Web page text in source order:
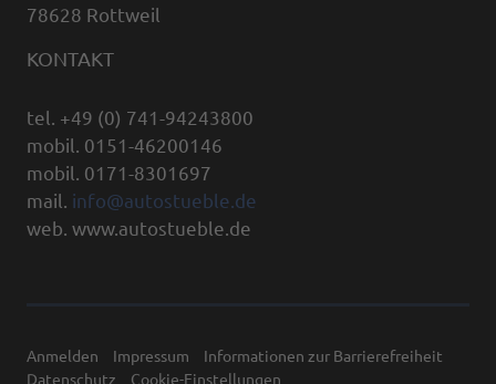
78628 Rottweil
KONTAKT
tel. +49 (0) 741-94243800
mobil. 0151-46200146
mobil. 0171-8301697
mail. info@autostueble.de
web. www.autostueble.de
Anmelden Impressum
Informationen zur Barrierefreiheit
Datenschutz
Cookie-Einstellungen